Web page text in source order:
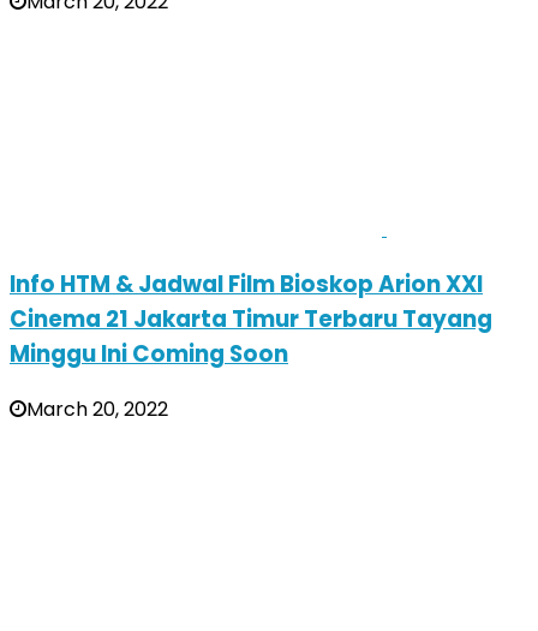
Info HTM & Jadwal Film Bioskop Arion XXI
Cinema 21 Jakarta Timur Terbaru Tayang
Minggu Ini Coming Soon
March 20, 2022